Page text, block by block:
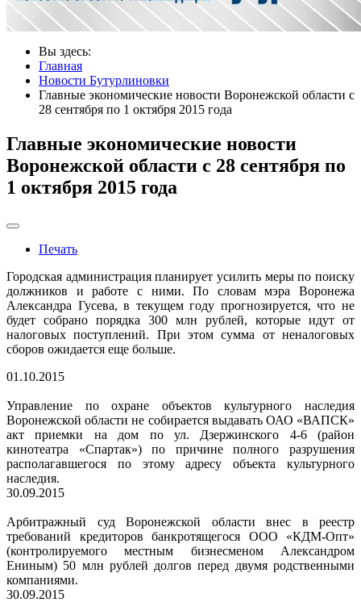
Вы здесь:
Главная
Новости Бутурлиновки
Главные экономические новости Воронежской области с
28 сентября по 1 октября 2015 года
Главные экономические новости
Воронежской области с 28 сентября по
1 октября 2015 года
Печать
Городская администрация планирует усилить меры по поиску
должников и работе с ними. По словам мэра Воронежа
Александра Гусева, в текущем году прогнозируется, что не
будет собрано порядка 300 млн рублей, которые идут от
налоговых поступлений. При этом сумма от неналоговых
сборов ожидается еще больше.
01.10.2015
Управление по охране объектов культурного наследия
Воронежской области не собирается выдавать ОАО «ВАПСК»
акт приемки на дом по ул. Дзержинского 4-6 (район
кинотеатра «Спартак») по причине полного разрушения
располагавшегося по этому адресу объекта культурного
наследия.
30.09.2015
Арбитражный суд Воронежской области внес в реестр
требований кредиторов банкротящегося ООО «КДМ-Опт»
(контролируемого местным бизнесменом Александром
Ениным) 50 млн рублей долгов перед двумя родственными
компаниями.
30.09.2015